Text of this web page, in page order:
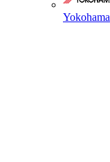
Yokohama